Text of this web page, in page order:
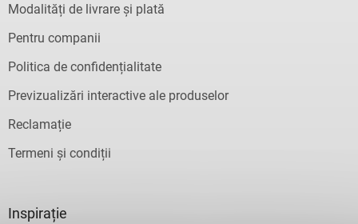
Modalități de livrare și plată
Pentru companii
Politica de confidențialitate
Previzualizări interactive ale produselor
Reclamație
Termeni și condiții
Inspirație